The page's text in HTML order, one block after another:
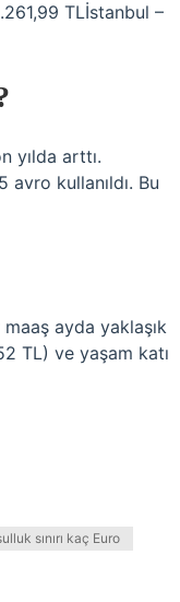
TLİstanbul –
yılda arttı.
kullanıldı. Bu
ayda yaklaşık
TL) ve yaşam katı
sınırı kaç Euro